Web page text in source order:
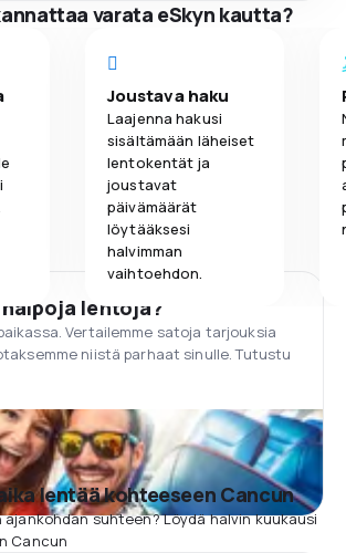
varata eSkyn kautta?
Joustava haku
Laajenna hakusi
sisältämään läheiset
lentokentät ja
joustavat
päivämäärät
löytääksesi
halvimman
vaihtoehdon.
lentoja?
Vertailemme satoja tarjouksia
niistä parhaat sinulle. Tutustu
lentää kohteeseen Cancun
suhteen? Löydä halvin kuukausi
Cancun